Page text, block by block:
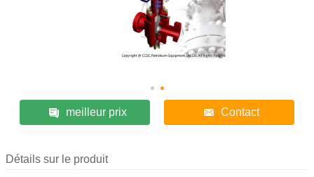
meilleur prix Contact
Détails sur le produit